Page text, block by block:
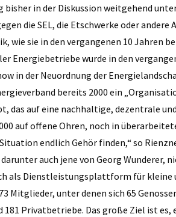
in der Diskussion weitgehend
die SEL, die Etschwerke oder
wie sie in den vergangenen 10 Jahren
Energiebetriebe wurde in den
in der Neuordnung der
bereits 2000 ein
das auf eine nachhaltige, dezentrale
auf offene Ohren, noch in
endlich Gehör finden,“ so
auch jene von Georg Wunderer,
als Dienstleistungsplattform für
Mitglieder, unter denen sich 65
181 Privatbetriebe. Das große Ziel ist